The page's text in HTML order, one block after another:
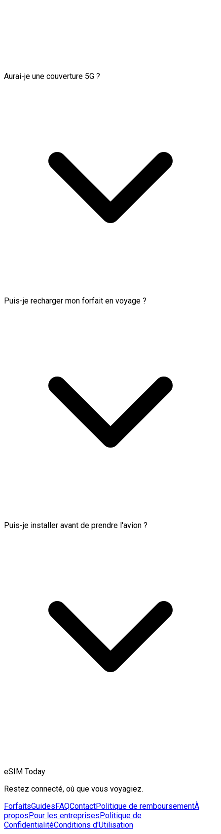
Aurai-je une couverture 5G ?
Puis-je recharger mon forfait en voyage ?
Puis-je installer avant de prendre l'avion ?
eSIM Today
Restez connecté, où que vous voyagiez.
ForfaitsGuides FAQContactPolitique de remboursementÀ
propos Pour les entreprises Politique de
ConfidentialitéConditions d'Utilisation